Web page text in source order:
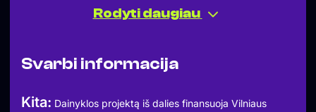
https://raivomihailovs.bandcamp.com/album/taip
Rodyti daugiau
Svarbi informacija
Kita: Dainyklos projektą iš dalies finansuoja Vilniaus